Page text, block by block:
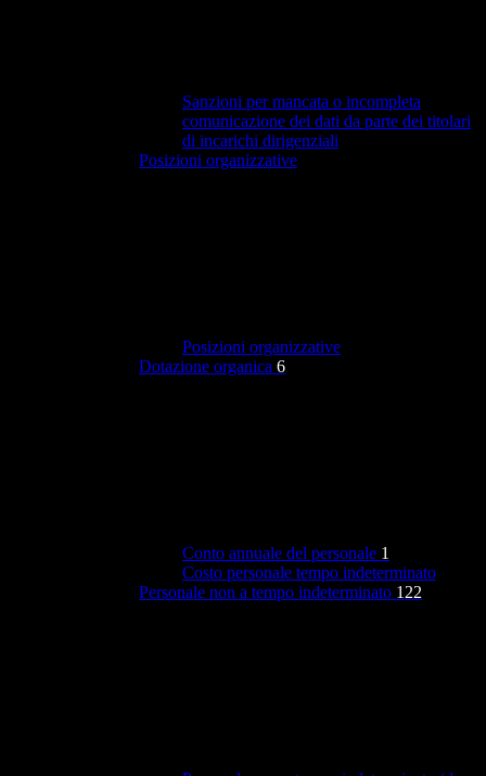
Sanzioni per mancata o incompleta
comunicazione dei dati da parte dei titolari
di incarichi dirigenziali
Posizioni organizzative
Posizioni organizzative
Dotazione organica 6
Conto annuale del personale 1
Costo personale tempo indeterminato
Personale non a tempo indeterminato 122